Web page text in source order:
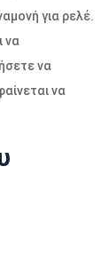
για ρελέ.
να
να
να